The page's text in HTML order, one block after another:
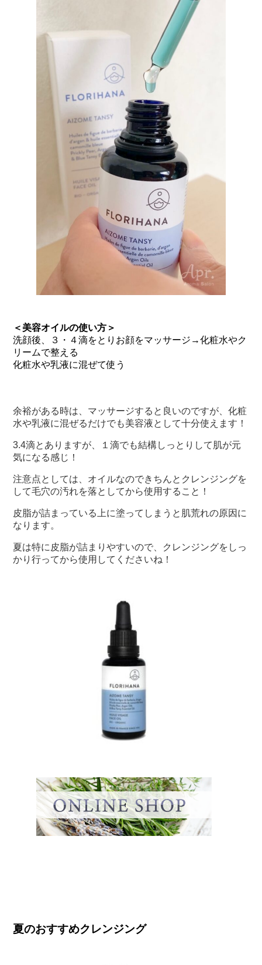
＜美容オイルの使い方＞
洗顔後、３・４滴をとりお顔をマッサージ→化粧水やク
リームで整える
化粧水や乳液に混ぜて使う
余裕がある時は、マッサージすると良いのですが、化粧
水や乳液に混ぜるだけでも美容液として十分使えます！
3.4滴とありますが、１滴でも結構しっとりして肌が元
気になる感じ！
注意点としては、オイルなのできちんとクレンジングを
して毛穴の汚れを落としてから使用すること！
皮脂が詰まっている上に塗ってしまうと肌荒れの原因に
なります。
夏は特に皮脂が詰まりやすいので、クレンジングをしっ
かり行ってから使用してくださいね！
夏のおすすめクレンジング